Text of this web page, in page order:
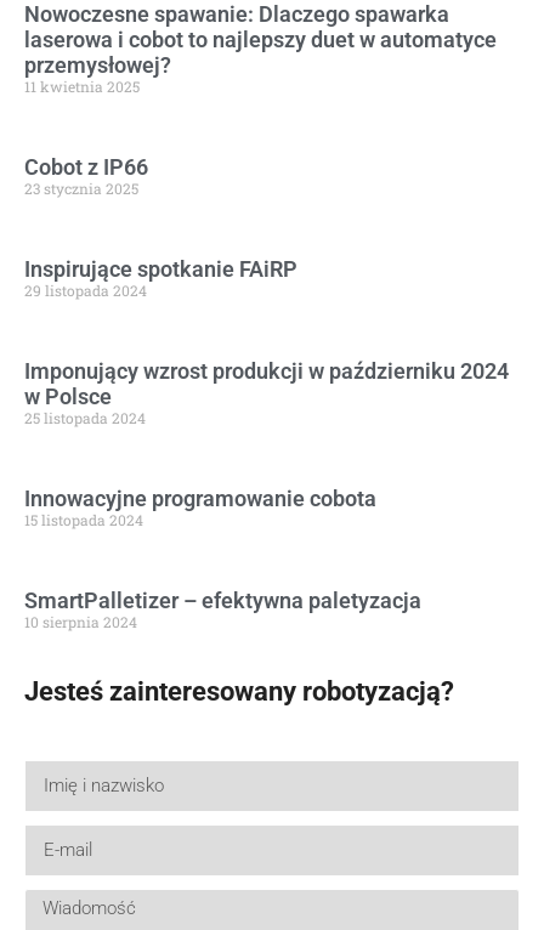
Nowoczesne spawanie: Dlaczego spawarka
laserowa i cobot to najlepszy duet w automatyce
przemysłowej?
11 kwietnia 2025
Cobot z IP66
23 stycznia 2025
Inspirujące spotkanie FAiRP
29 listopada 2024
Imponujący wzrost produkcji w październiku 2024
w Polsce
25 listopada 2024
Innowacyjne programowanie cobota
15 listopada 2024
SmartPalletizer – efektywna paletyzacja
10 sierpnia 2024
Jesteś zainteresowany robotyzacją?